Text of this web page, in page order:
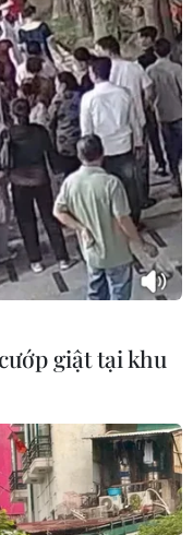
#Quan hệ ngoại giao
giật tại khu